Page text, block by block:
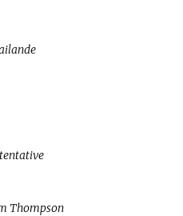
Thompson